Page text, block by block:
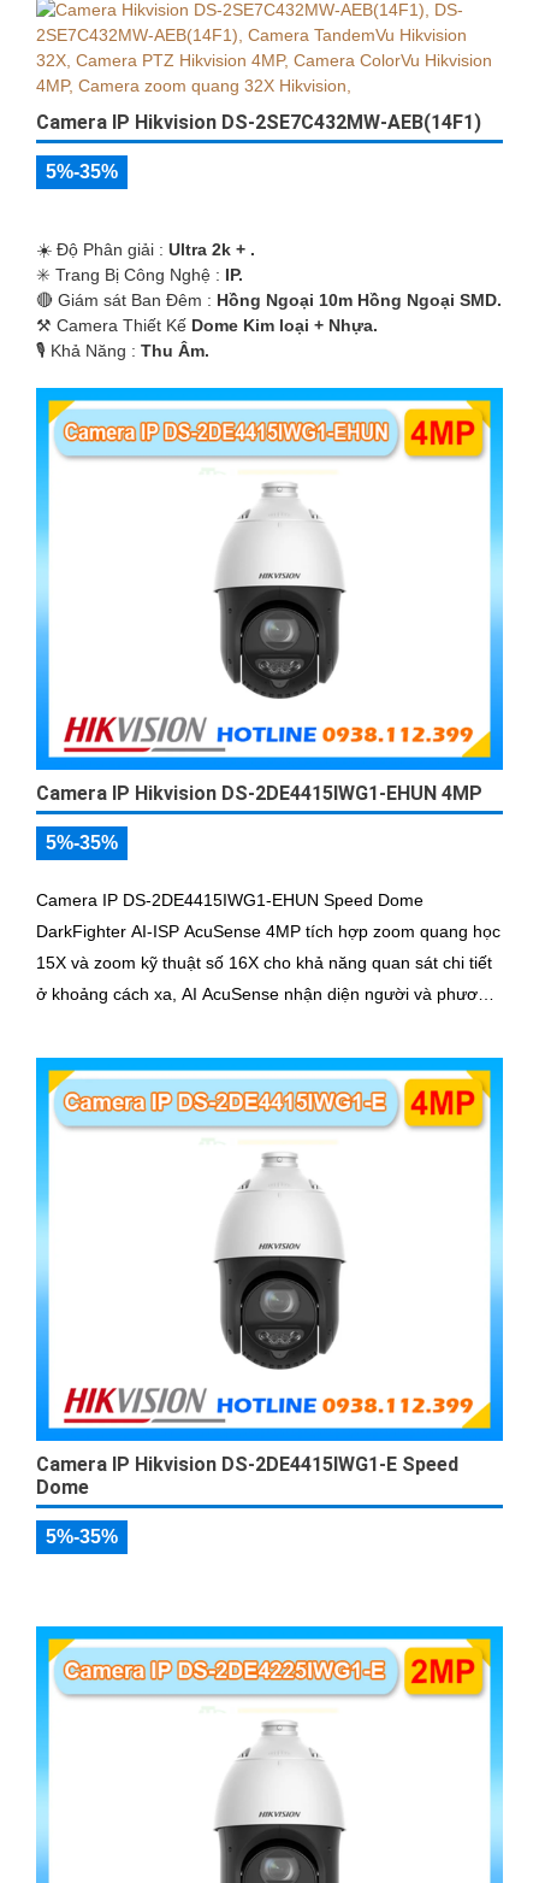
Camera IP Hikvision DS-2SE7C432MW-AEB(14F1)
5%-35%
☀️ Độ Phân giải : Ultra 2k + .
✳️ Trang Bị Công Nghệ : IP.
🔴 Giám sát Ban Đêm : Hồng Ngoại 10m Hồng Ngoại SMD.
⚒ Camera Thiết Kế Dome Kim loại + Nhựa.
️🎙 Khả Năng : Thu Âm.
Camera IP Hikvision DS-2DE4415IWG1-EHUN 4MP
5%-35%
Camera IP DS-2DE4415IWG1-EHUN Speed Dome
DarkFighter AI-ISP AcuSense 4MP tích hợp zoom quang học
15X và zoom kỹ thuật số 16X cho khả năng quan sát chi tiết
ở khoảng cách xa, AI AcuSense nhận diện người và phương
Camera IP Hikvision DS-2DE4415IWG1-E Speed
Dome
5%-35%